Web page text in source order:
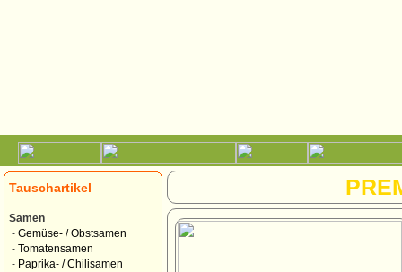
Tauschartikel
Samen
- Gemüse- / Obstsamen
- Tomatensamen
- Paprika- / Chilisamen